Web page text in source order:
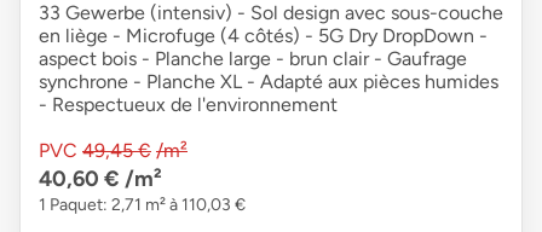
33 Gewerbe (intensiv) - Sol design avec sous-couche
en liège - Microfuge (4 côtés) - 5G Dry DropDown -
aspect bois - Planche large - brun clair - Gaufrage
synchrone - Planche XL - Adapté aux pièces humides
- Respectueux de l'environnement
PVC 49,45 € /m²
40,60 € /m²
1 Paquet: 2,71 m² à 110,03 €